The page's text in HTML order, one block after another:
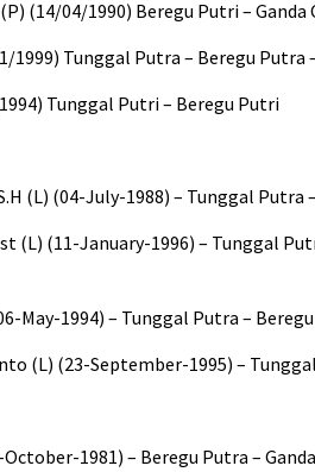
(14/04/1990) Beregu Putri – Ganda
1999) Tunggal Putra – Beregu Putra
Tunggal Putri – Beregu Putri
(L) (04-July-1988) – Tunggal Putra
(L) (11-January-1996) – Tunggal
May-1994) – Tunggal Putra –
(L) (23-September-1995) –
1981) – Beregu Putra –